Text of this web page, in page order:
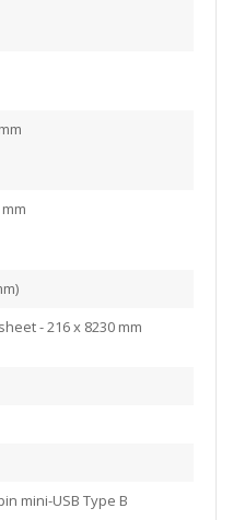
- 216 x 8230 mm
mini-USB Type B